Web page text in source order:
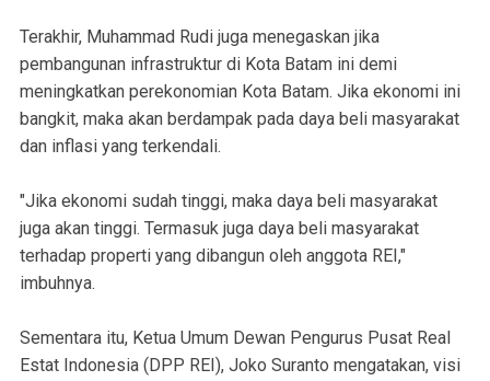
Terakhir, Muhammad Rudi juga menegaskan jika
pembangunan infrastruktur di Kota Batam ini demi
meningkatkan perekonomian Kota Batam. Jika ekonomi ini
bangkit, maka akan berdampak pada daya beli masyarakat
dan inflasi yang terkendali.
"Jika ekonomi sudah tinggi, maka daya beli masyarakat
juga akan tinggi. Termasuk juga daya beli masyarakat
terhadap properti yang dibangun oleh anggota REI,"
imbuhnya.
Sementara itu, Ketua Umum Dewan Pengurus Pusat Real
Estat Indonesia (DPP REI), Joko Suranto mengatakan, visi